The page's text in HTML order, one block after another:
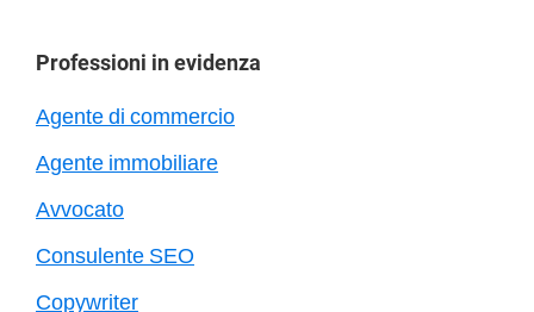
Professioni in evidenza
Agente di commercio
Agente immobiliare
Avvocato
Consulente SEO
Copywriter